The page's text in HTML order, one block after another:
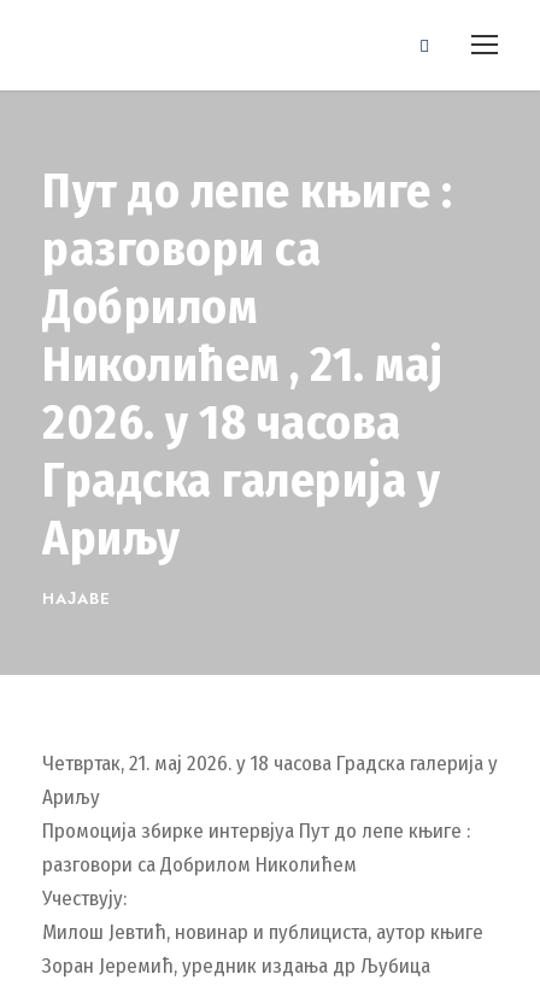
Пут до лепе књиге :
разговори са
Добрилом
Николићем , 21. мај
2026. у 18 часова
Градска галерија у
Ариљу
НАЈАВЕ
Четвртак, 21. мај 2026. у 18 часова Градска галерија у
Ариљу
Промоција збирке интервјуа Пут до лепе књиге :
разговори са Добрилом Николићем
Учествују:
Милош Јевтић, новинар и публициста, аутор књиге
Зоран Јеремић, уредник издања др Љубица